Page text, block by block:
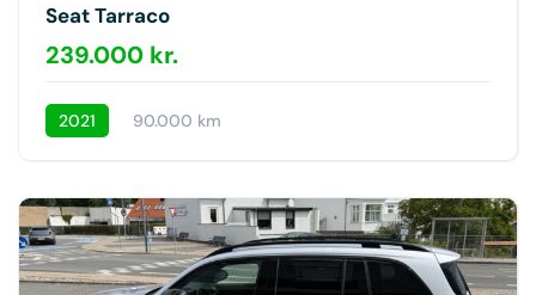
Seat Tarraco
239.000 kr.
2021 90.000 km